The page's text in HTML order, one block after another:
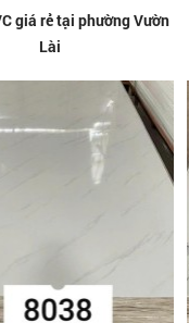
giá rẻ tại phường Vườn
Lài